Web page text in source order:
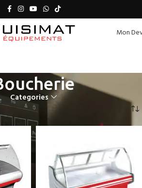
Mon
Categories